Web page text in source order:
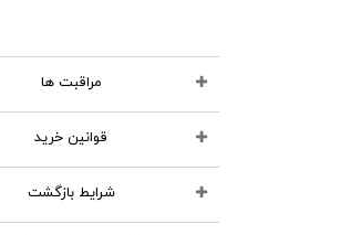
مراقبت ها
محصولات چرمی را نشویید
از مواد شوینده استفاده
قوانین خرید
تمامی کالاهای انتخابی در سبد
شما قابل نمایش و تا قبل از
شرایط بازگشت